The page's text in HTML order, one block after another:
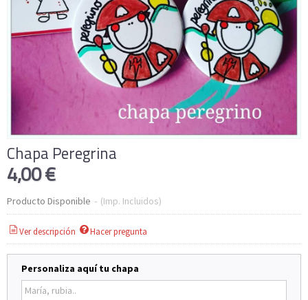
Chapa Peregrina
4,00 €
Producto Disponible - (Imp. Incluidos)
Ver descripción Hacer pregunta
Personaliza aquí tu chapa